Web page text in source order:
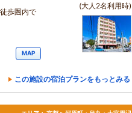
歩圏内で
MAP
(大人2名利用時)
この施設の宿泊プランをもっとみる